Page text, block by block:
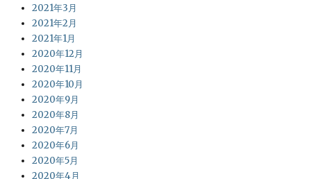
2021年3月
2021年2月
2021年1月
2020年12月
2020年11月
2020年10月
2020年9月
2020年8月
2020年7月
2020年6月
2020年5月
2020年4月